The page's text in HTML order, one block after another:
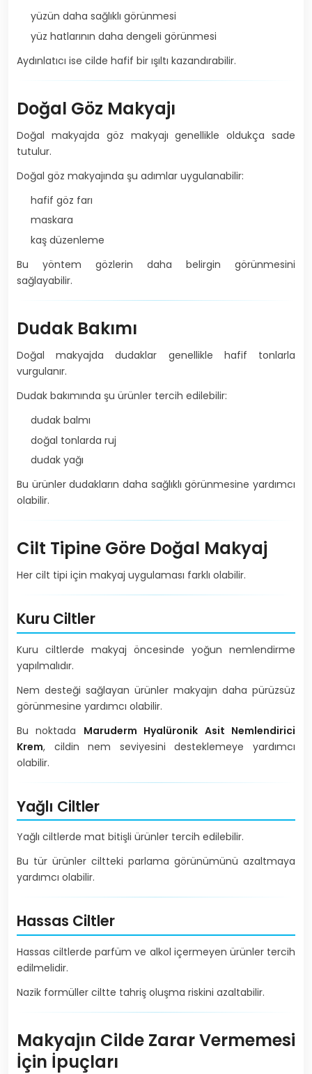
yüzün daha sağlıklı görünmesi
yüz hatlarının daha dengeli görünmesi
Aydınlatıcı ise cilde hafif bir ışıltı kazandırabilir.
Doğal Göz Makyajı
Doğal makyajda göz makyajı genellikle oldukça sade
tutulur.
Doğal göz makyajında şu adımlar uygulanabilir:
hafif göz farı
maskara
kaş düzenleme
Bu yöntem gözlerin daha belirgin görünmesini
sağlayabilir.
Dudak Bakımı
Doğal makyajda dudaklar genellikle hafif tonlarla
vurgulanır.
Dudak bakımında şu ürünler tercih edilebilir:
dudak balmı
doğal tonlarda ruj
dudak yağı
Bu ürünler dudakların daha sağlıklı görünmesine yardımcı
olabilir.
Cilt Tipine Göre Doğal Makyaj
Her cilt tipi için makyaj uygulaması farklı olabilir.
Kuru Ciltler
Kuru ciltlerde makyaj öncesinde yoğun nemlendirme
yapılmalıdır.
Nem desteği sağlayan ürünler makyajın daha pürüzsüz
görünmesine yardımcı olabilir.
Bu noktada Maruderm Hyalüronik Asit Nemlendirici
Krem, cildin nem seviyesini desteklemeye yardımcı
olabilir.
Yağlı Ciltler
Yağlı ciltlerde mat bitişli ürünler tercih edilebilir.
Bu tür ürünler ciltteki parlama görünümünü azaltmaya
yardımcı olabilir.
Hassas Ciltler
Hassas ciltlerde parfüm ve alkol içermeyen ürünler tercih
edilmelidir.
Nazik formüller ciltte tahriş oluşma riskini azaltabilir.
Makyajın Cilde Zarar Vermemesi
İçin İpuçları